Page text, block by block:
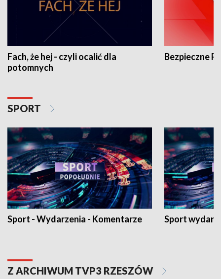
Fach, że hej - czyli ocalić dla
potomnych
Bezpieczne
SPORT
Sport - Wydarzenia - Komentarze Sport
Z ARCHIWUM TVP3 RZESZÓW